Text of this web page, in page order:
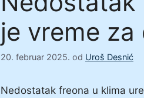
je vreme za
20. februar 2025. od Uroš Desnić
Nedostatak freona u klima